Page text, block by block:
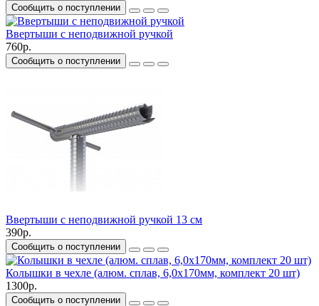
Сообщить о поступлении
Ввертыши с неподвижной ручкой
760р.
Сообщить о поступлении
Ввертыши с неподвижной ручкой 13 см
390р.
Сообщить о поступлении
Колышки в чехле (алюм. сплав, 6,0х170мм, комплект 20 шт)
1300р.
Сообщить о поступлении